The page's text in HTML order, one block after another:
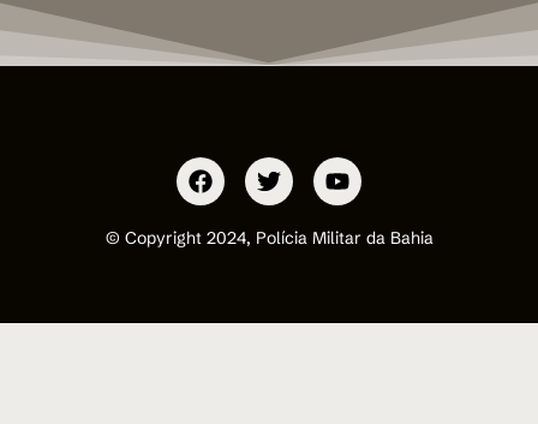
© Copyright 2024, Polícia Militar da Bahia